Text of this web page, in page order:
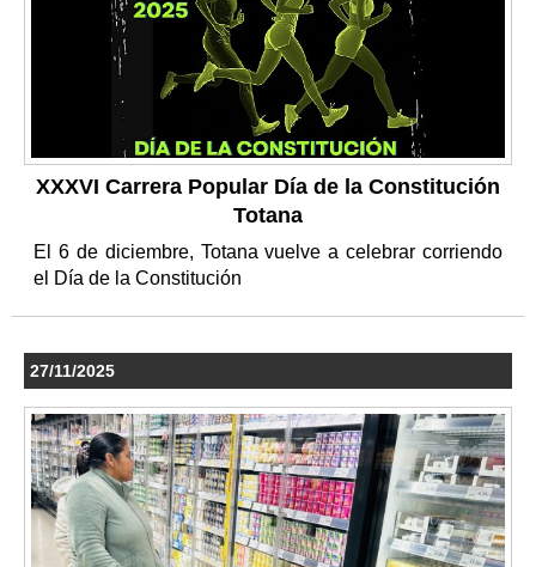
XXXVI Carrera Popular Día de la Constitución
Totana
El 6 de diciembre, Totana vuelve a celebrar corriendo
el Día de la Constitución
27/11/2025